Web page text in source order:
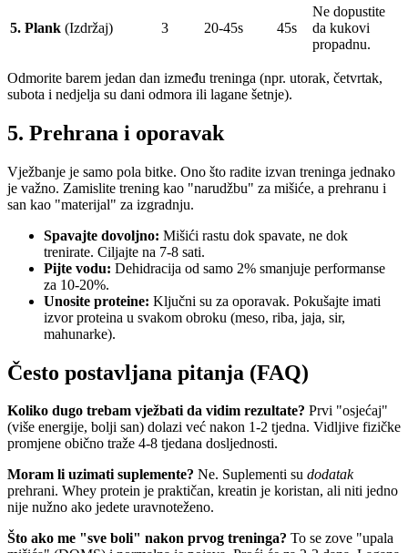
5. Plank (Izdržaj) 3 20-45s 45s
Ne dopustite
da kukovi
propadnu.
Odmorite barem jedan dan između treninga (npr. utorak, četvrtak,
subota i nedjelja su dani odmora ili lagane šetnje).
5. Prehrana i oporavak
Vježbanje je samo pola bitke. Ono što radite izvan treninga jednako
je važno. Zamislite trening kao "narudžbu" za mišiće, a prehranu i
san kao "materijal" za izgradnju.
Spavajte dovoljno: Mišići rastu dok spavate, ne dok
trenirate. Ciljajte na 7-8 sati.
Pijte vodu: Dehidracija od samo 2% smanjuje performanse
za 10-20%.
Unosite proteine: Ključni su za oporavak. Pokušajte imati
izvor proteina u svakom obroku (meso, riba, jaja, sir,
mahunarke).
Često postavljana pitanja (FAQ)
Koliko dugo trebam vježbati da vidim rezultate? Prvi "osjećaj"
(više energije, bolji san) dolazi već nakon 1-2 tjedna. Vidljive fizičke
promjene obično traže 4-8 tjedana dosljednosti.
Moram li uzimati suplemente? Ne. Suplementi su dodatak
prehrani. Whey protein je praktičan, kreatin je koristan, ali niti jedno
nije nužno ako jedete uravnoteženo.
Što ako me "sve boli" nakon prvog treninga? To se zove "upala